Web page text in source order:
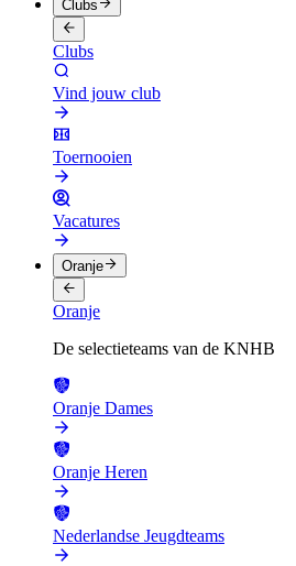
Clubs
Clubs
Vind jouw club
Toernooien
Vacatures
Oranje
Oranje
De selectieteams van de KNHB
Oranje Dames
Oranje Heren
Nederlandse Jeugdteams